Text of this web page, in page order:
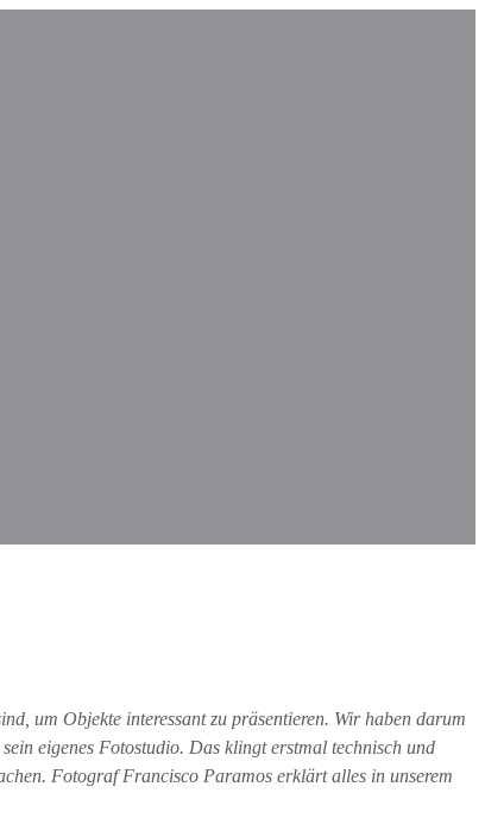
um Objekte interessant zu präsentieren. Wir haben darum
eigenes Fotostudio. Das klingt erstmal technisch und
Fotograf Francisco Paramos erklärt alles in unserem